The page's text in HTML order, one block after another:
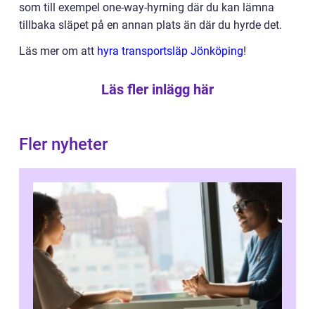
som till exempel one-way-hyrning där du kan lämna
tillbaka släpet på en annan plats än där du hyrde det.
Läs mer om att hyra transportsläp Jönköping!
Läs fler inlägg här
Fler nyheter